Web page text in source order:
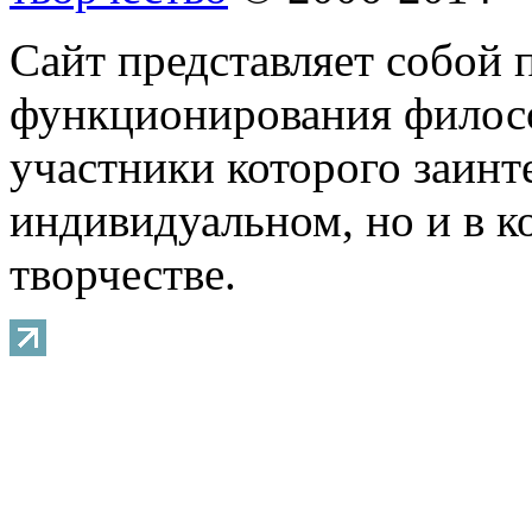
Сайт представляет собой
функционирования
участники которого
индивидуальном, но и в
творчестве.